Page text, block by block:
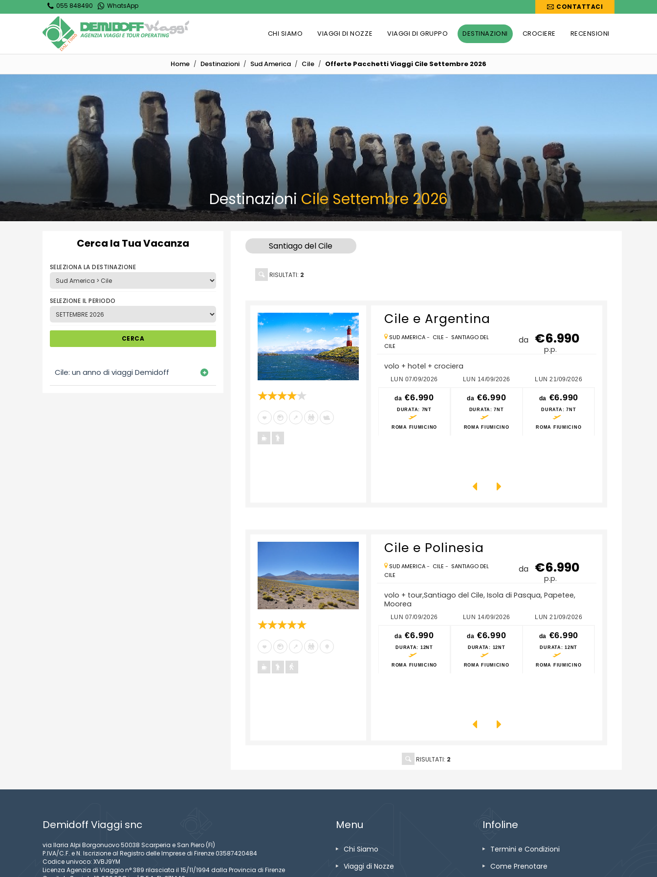
055 848490 WhatsApp CONTATTACI
CHI SIAMO VIAGGI DI NOZZE VIAGGI DI GRUPPO DESTINAZIONI CROCIERE RECENSIONI
Home Destinazioni Sud America Cile Offerte Pacchetti Viaggi Cile Settembre 2026
Destinazioni Cile Settembre 2026
Cerca la Tua Vacanza
SELEZIONA LA DESTINAZIONE
SELEZIONE IL PERIODO
CERCA
Cile: un anno di viaggi Demidoff
Santiago del Cile
RISULTATI: 2
Cile e Argentina
SUD AMERICA- CILE - SANTIAGO DEL
CILE
da €6.990
p.p.
volo + hotel + crociera
LUN 24/08/2026
€7.590
LUN 31/08/2026 LUN 07/09/2026
da €6.990
DURATA: 7NT
ROMA FIUMICINO
LUN 14/09/2026
da €6.990
DURATA : 7NT
ROMA FIUMICINO
LUN 21/09/2026
da €6.990
DURATA : 7NT
ROMA FIUMICINO
Cile e Polinesia
SUD AMERICA- CILE - SANTIAGO DEL
CILE
da €6.990
p.p.
volo + tour,Santiago del Cile, Isola di Pasqua, Papetee,
Moorea
DURATA : 12NT
ROMA FIUMICINO
DURATA
LUN 07/09/2026
da €6.990
DURATA: 12NT
ROMA FIUMICINO
LUN 14/09/2026
da €6.990
DURATA: 12NT
ROMA FIUMICINO
LUN 21/09/2026
da €6.990
DURATA : 12NT
ROMA FIUMICINO
RISULTATI: 2
Demidoff Viaggi snc
via Ilaria Alpi Borgonuovo 50038 Scarperia e San Piero (FI)
P.IVA/C.F. e N. Iscrizione al Registro delle Imprese di Firenze 03587420484
Codice univoco: XVBJ9YM
Licenza Agenzia di Viaggio n° 389 rilasciata il 15/11/1994 dalla Provincia di Firenze
Menu
Chi Siamo
Viaggi di Nozze
Infoline
Termini e Condizioni
Come Prenotare